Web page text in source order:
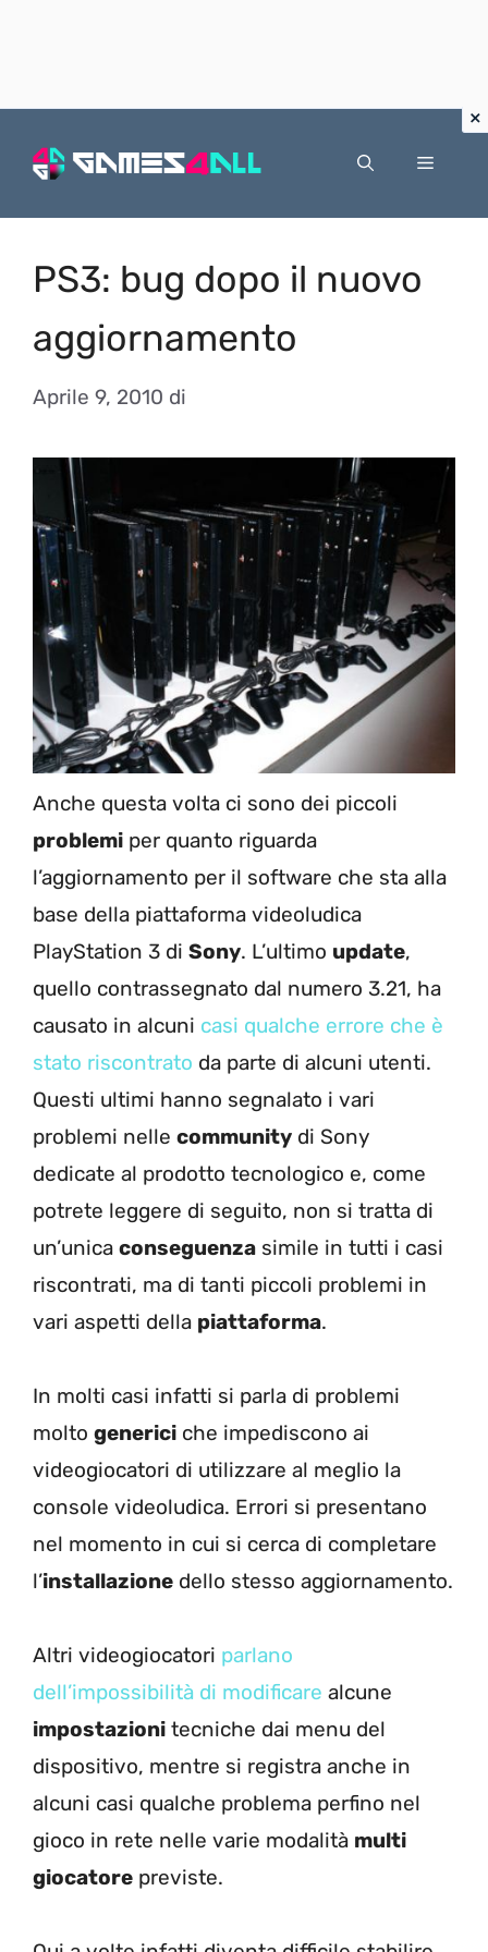
Menu
PS3: bug dopo il nuovo
aggiornamento
Aprile 9, 2010 di
Anche questa volta ci sono dei piccoli
problemi per quanto riguarda
l’aggiornamento per il software che sta alla
base della piattaforma videoludica
PlayStation 3 di Sony. L’ultimo update,
quello contrassegnato dal numero 3.21, ha
causato in alcuni casi qualche errore che è
stato riscontrato da parte di alcuni utenti.
Questi ultimi hanno segnalato i vari
problemi nelle community di Sony
dedicate al prodotto tecnologico e, come
potrete leggere di seguito, non si tratta di
un’unica conseguenza simile in tutti i casi
riscontrati, ma di tanti piccoli problemi in
vari aspetti della piattaforma.
In molti casi infatti si parla di problemi
molto generici che impediscono ai
videogiocatori di utilizzare al meglio la
console videoludica. Errori si presentano
nel momento in cui si cerca di completare
l’installazione dello stesso aggiornamento.
Altri videogiocatori parlano
dell’impossibilità di modificare alcune
impostazioni tecniche dai menu del
dispositivo, mentre si registra anche in
alcuni casi qualche problema perfino nel
gioco in rete nelle varie modalità multi
giocatore previste.